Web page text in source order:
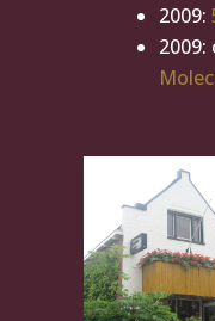
2009: